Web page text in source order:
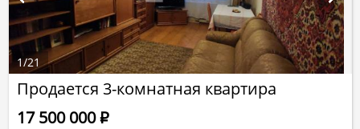
Продается 3-комнатная квартира
17 500 000Р
1/21